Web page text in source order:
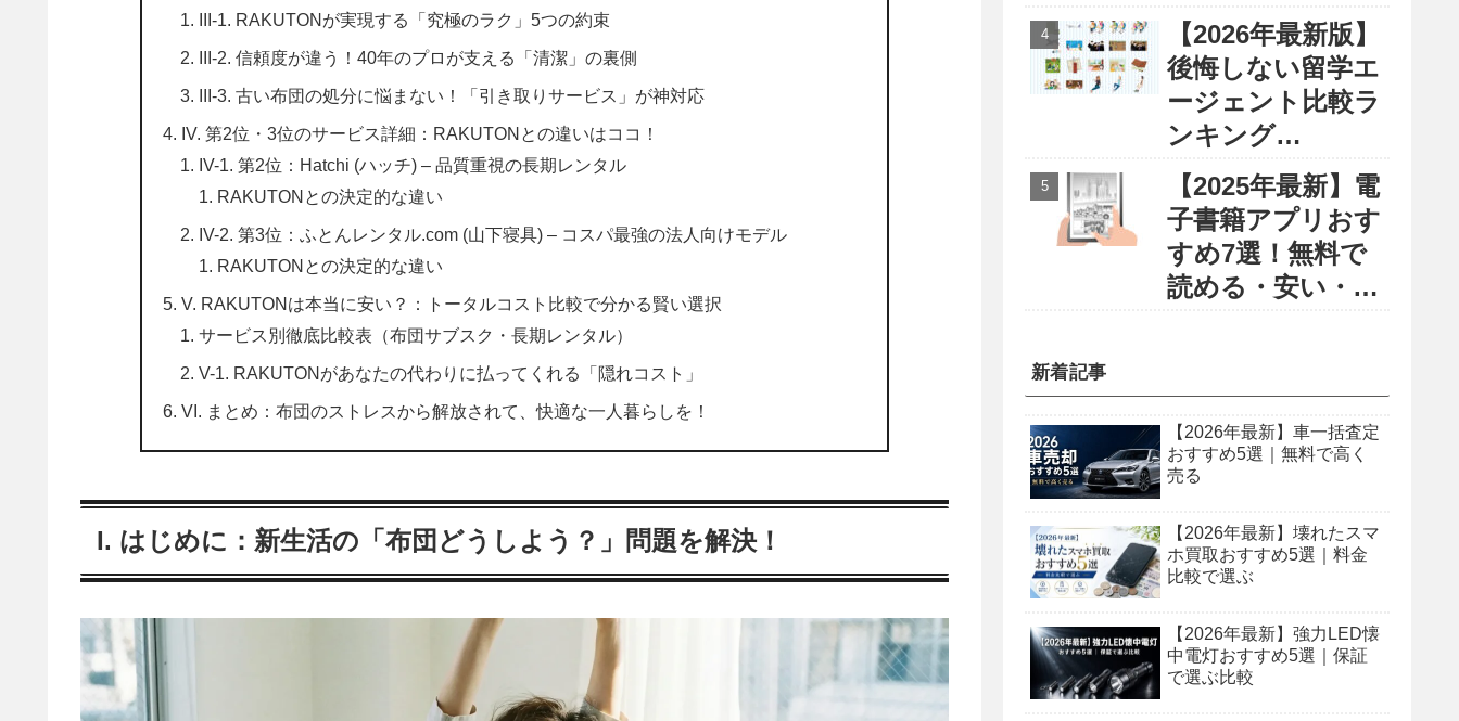
III-1. RAKUTONが実現する「究極のラク」5つの約束
III-2. 信頼度が違う！40年のプロが支える「清潔」の裏側
III-3. 古い布団の処分に悩まない！「引き取りサービス」が神対応
IV. 第2位・3位のサービス詳細：RAKUTONとの違いはココ！
IV-1. 第2位：Hatchi (ハッチ) – 品質重視の長期レンタル
RAKUTONとの決定的な違い
IV-2. 第3位：ふとんレンタル.com (山下寝具) – コスパ最強の法人向けモデル
RAKUTONとの決定的な違い
V. RAKUTONは本当に安い？：トータルコスト比較で分かる賢い選択
サービス別徹底比較表（布団サブスク・長期レンタル）
V-1. RAKUTONがあなたの代わりに払ってくれる「隠れコスト」
VI. まとめ：布団のストレスから解放されて、快適な一人暮らしを！
I. はじめに：新生活の「布団どうしよう？」問題を解決！
【2026年最新版】
後悔しない留学エ
ージェント比較ラ
ンキング
〜円安・物価高に
負けない賢い留学
選び〜
【2025年最新】電
子書籍アプリおす
すめ7選！無料で
読める・安い・使
新着記事
【2026年最新】車一括査定
おすすめ5選｜無料で高く
売る
【2026年最新】壊れたスマ
ホ買取おすすめ5選｜料金
比較で選ぶ
【2026年最新】強力LED懐
中電灯おすすめ5選｜保証
で選ぶ比較